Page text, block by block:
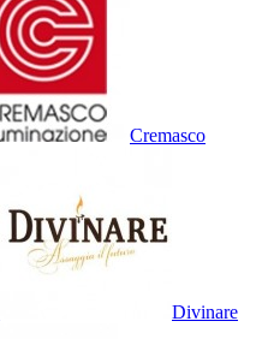
Cremasco
Divinare